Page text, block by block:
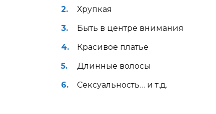
Хрупкая
Быть в центре внимания
Красивое платье
Длинные волосы
Сексуальность… и т.д.